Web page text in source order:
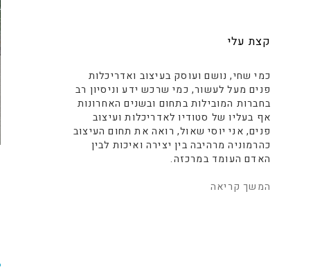
קצת עלי
כמי שחי, נושם ועוסק בעיצוב ואדריכלות
פנים מעל לעשור, כמי שרכש ידע וניסיון רב
בחברות המובילות בתחום ובשנים האחרונות
אף בעליו של סטודיו לאדריכלות ועיצוב
פנים, אני יוסי שאול, רואה את תחום העיצוב
כהרמוניה מרהיבה בין יצירה ואיכות לבין
האדם העומד במרכזה.
המשך קריאה